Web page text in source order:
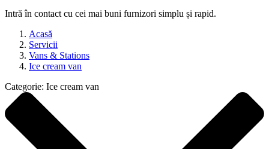
Intră în contact cu cei mai buni furnizori simplu și rapid.
Acasă
Servicii
Vans & Stations
Ice cream van
Categorie: Ice cream van